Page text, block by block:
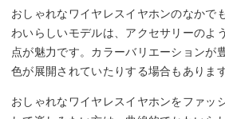
おしゃれなワイヤレスイヤホンのなかで
わいらしいモデルは、アクセサリーのよ
点が魅力です。カラーバリエーションが
色が展開されていたりする場合もあります
おしゃれなワイヤレスイヤホンをファッ